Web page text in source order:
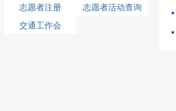
志愿者注册
志愿者活动查询
交通工作会